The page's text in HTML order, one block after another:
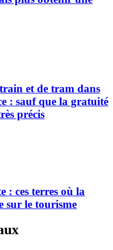
et de tram dans
: sauf que la gratuité
précis
: ces terres où la
sur le tourisme